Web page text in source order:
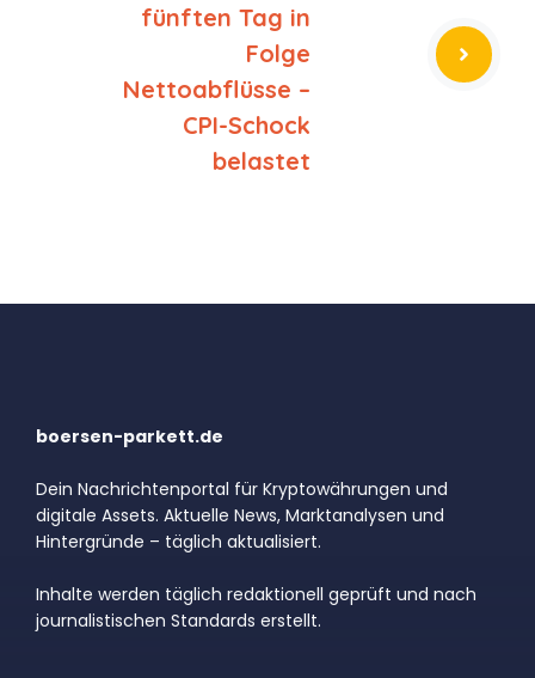
fünften Tag in
Folge
Nettoabflüsse –
CPI-Schock
belastet
boersen-parkett.de
Dein Nachrichtenportal für Kryptowährungen und
digitale Assets. Aktuelle News, Marktanalysen und
Hintergründe – täglich aktualisiert.
Inhalte werden täglich redaktionell geprüft und nach
journalistischen Standards erstellt.